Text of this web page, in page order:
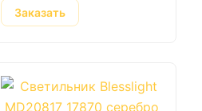
Заказать